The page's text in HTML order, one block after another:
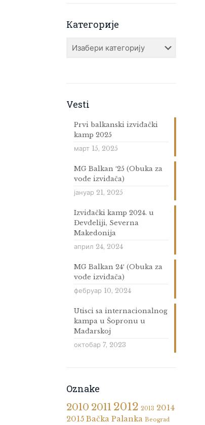
Категорије
Vesti
Prvi balkanski izviđački
kamp 2025
март 15, 2025
MG Balkan ′25 (Obuka za
vođe izviđača)
јануар 21, 2025
Izviđački kamp 2024. u
Đevđeliji, Severna
Makedonija
април 24, 2024
MG Balkan 24′ (Obuka za
vođe izviđača)
фебруар 10, 2024
Utisci sa internacionalnog
kampa u Šopronu u
Mađarskoj
октобар 7, 2023
Oznake
2010 2011 2012 2013 2014
2015 Bačka Palanka Beograd